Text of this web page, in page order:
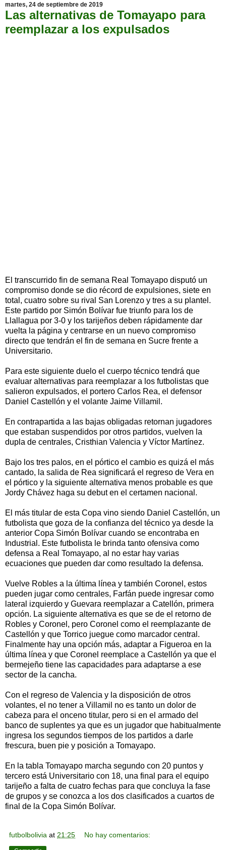
martes, 24 de septiembre de 2019
Las alternativas de Tomayapo para
reemplazar a los expulsados
El transcurrido fin de semana Real Tomayapo disputó un
compromiso donde se dio récord de expulsiones, siete en
total, cuatro sobre su rival San Lorenzo y tres a su plantel.
Este partido por Simón Bolívar fue triunfo para los de
Llallagua por 3-0 y los tarijeños deben rápidamente dar
vuelta la página y centrarse en un nuevo compromiso
directo que tendrán el fin de semana en Sucre frente a
Universitario.
Para este siguiente duelo el cuerpo técnico tendrá que
evaluar alternativas para reemplazar a los futbolistas que
salieron expulsados, el portero Carlos Rea, el defensor
Daniel Castellón y el volante Jaime Villamil.
En contrapartida a las bajas obligadas retornan jugadores
que estaban suspendidos por otros partidos, vuelven la
dupla de centrales, Cristhian Valencia y Víctor Martínez.
Bajo los tres palos, en el pórtico el cambio es quizá el más
cantado, la salida de Rea significará el regreso de Vera en
el pórtico y la siguiente alternativa menos probable es que
Jordy Chávez haga su debut en el certamen nacional.
El más titular de esta Copa vino siendo Daniel Castellón, un
futbolista que goza de la confianza del técnico ya desde la
anterior Copa Simón Bolívar cuando se encontraba en
Industrial. Este futbolista le brinda tanto ofensiva como
defensa a Real Tomayapo, al no estar hay varias
ecuaciones que pueden dar como resultado la defensa.
Vuelve Robles a la última línea y también Coronel, estos
pueden jugar como centrales, Farfán puede ingresar como
lateral izquierdo y Guevara reemplazar a Catellón, primera
opción. La siguiente alternativa es que se de el retorno de
Robles y Coronel, pero Coronel como el reemplazante de
Castellón y que Torrico juegue como marcador central.
Finalmente hay una opción más, adaptar a Figueroa en la
última línea y que Coronel reemplace a Castellón ya que el
bermejeño tiene las capacidades para adaptarse a ese
sector de la cancha.
Con el regreso de Valencia y la disposición de otros
volantes, el no tener a Villamil no es tanto un dolor de
cabeza para el onceno titular, pero si en el armado del
banco de suplentes ya que es un jugador que habitualmente
ingresa los segundos tiempos de los partidos a darle
frescura, buen pie y posición a Tomayapo.
En la tabla Tomayapo marcha segundo con 20 puntos y
tercero está Universitario con 18, una final para el equipo
tarijeño a falta de cuatro fechas para que concluya la fase
de grupos y se conozca a los dos clasificados a cuartos de
final de la Copa Simón Bolívar.
futbolbolivia at 21:25 No hay comentarios: